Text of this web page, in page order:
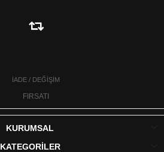
İADE / DEĞİŞİM
FIRSATI
KURUMSAL
KATEGORİLER